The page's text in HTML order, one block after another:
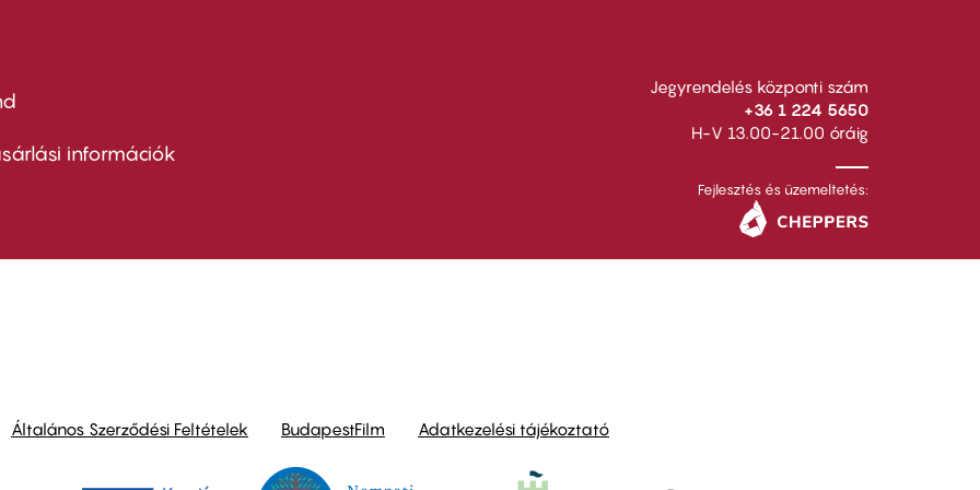
információk
Jegyrendelés központi szám
+36 1 224 5650
H-V 13.00-21.00 óráig
Fejlesztés és üzemeltetés:
Általános Szerződési Feltételek BudapestFilm Adatkezelési tájékoztató